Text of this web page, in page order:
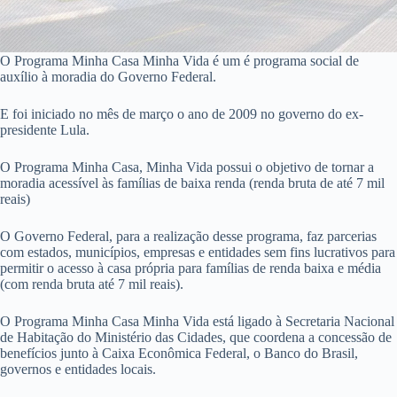
O Programa Minha Casa Minha Vida é um é programa social de
auxílio à moradia do Governo Federal.
E foi iniciado no mês de março o ano de 2009 no governo do ex-
presidente Lula.
O Programa Minha Casa, Minha Vida possui o objetivo de tornar a
moradia acessível às famílias de baixa renda (renda bruta de até 7 mil
reais)
O Governo Federal, para a realização desse programa, faz parcerias
com estados, municípios, empresas e entidades sem fins lucrativos para
permitir o acesso à casa própria para famílias de renda baixa e média
(com renda bruta até 7 mil reais).
O Programa Minha Casa Minha Vida está ligado à Secretaria Nacional
de Habitação do Ministério das Cidades, que coordena a concessão de
benefícios junto à Caixa Econômica Federal, o Banco do Brasil,
governos e entidades locais.